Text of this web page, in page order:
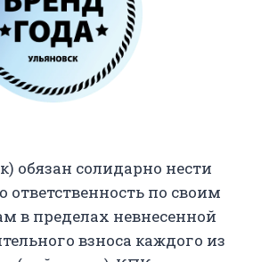
обязан солидарно нести
по своим
в пределах невнесенной
взноса каждого из